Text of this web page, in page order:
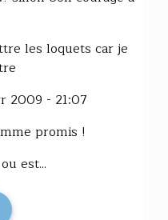
les loquets car je
2009 - 21:07
promis !
est...